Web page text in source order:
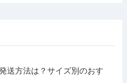
送方法は？サイズ別のおす